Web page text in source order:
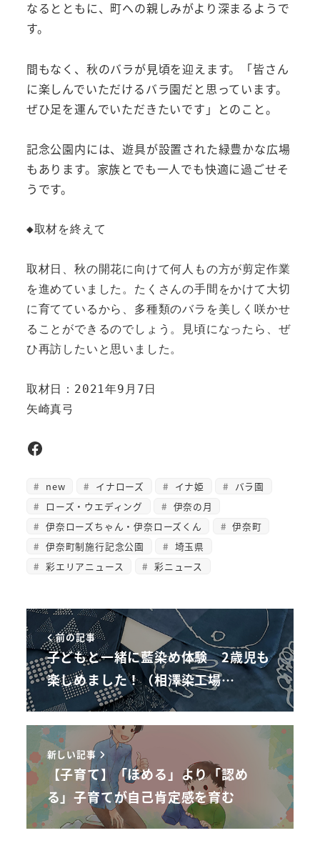
なるとともに、町への親しみがより深まるようで
す。
間もなく、秋のバラが見頃を迎えます。「皆さん
に楽しんでいただけるバラ園だと思っています。
ぜひ足を運んでいただきたいです」とのこと。
記念公園内には、遊具が設置された緑豊かな広場
もあります。家族とでも一人でも快適に過ごせそ
うです。
◆取材を終えて
取材日、秋の開花に向けて何人もの方が剪定作業
を進めていました。たくさんの手間をかけて大切
に育てているから、多種類のバラを美しく咲かせ
ることができるのでしょう。見頃になったら、ぜ
ひ再訪したいと思いました。
取材日：2021年9月7日
矢崎真弓
Facebook
new イナローズ イナ姫
バラ園
ローズ・ウエディング
伊奈の月
伊奈ローズちゃん・伊奈ローズくん
伊奈町
伊奈町制施行記念公園
埼玉県
彩エリアニュース
彩ニュース
前の記事
子どもと一緒に藍染め体験 2歳児も
楽しめました！（相澤染工場…
新しい記事
【子育て】「ほめる」より「認め
る」子育てが自己肯定感を育む